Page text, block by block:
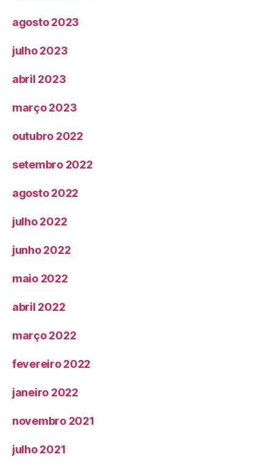
agosto 2023
julho 2023
abril 2023
março 2023
outubro 2022
setembro 2022
agosto 2022
julho 2022
junho 2022
maio 2022
abril 2022
março 2022
fevereiro 2022
janeiro 2022
novembro 2021
julho 2021